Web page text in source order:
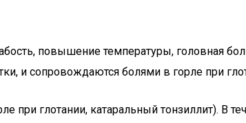
повышение температуры, головная
и сопровождаются болями в горле при
при глотании, катаральный тонзиллит). В